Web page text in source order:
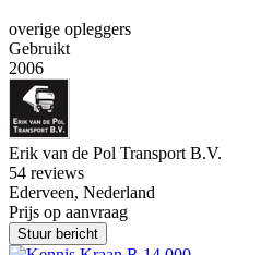
overige opleggers
Gebruikt
2006
Erik van de Pol Transport B.V.
54 reviews
Ederveen, Nederland
Prijs op aanvraag
Stuur bericht